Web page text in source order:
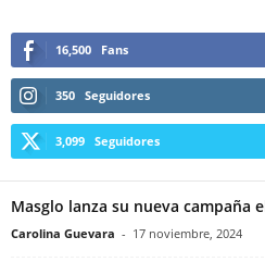
16,500 Fans
350 Seguidores
3,099 Seguidores
Masglo lanza su nueva campaña
Carolina Guevara - 17 noviembre, 2024